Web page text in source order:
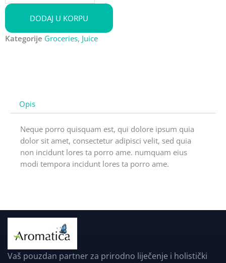
Honey
količinaDODAJ U KORPU
Kategorije Groceries, Juice
Opis
Neque porro quisquam est, qui dolore ipsum quia
dolor sit amet, consectetur adipisci velit, sed quia
non incidunt lores ta porro ame. numquam eius
modi tempora incidunt lores ta porro ame.
Vaš pouzdan partner za prirodno liječenje i holistički